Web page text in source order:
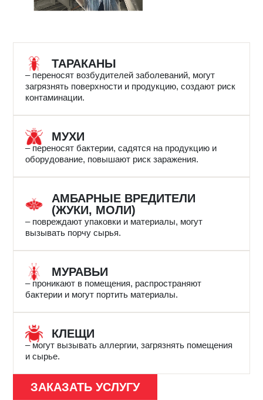
ТАРАКАНЫ
– переносят возбудителей заболеваний, могут
загрязнять поверхности и продукцию, создают риск
контаминации.
МУХИ
– переносят бактерии, садятся на продукцию и
оборудование, повышают риск заражения.
АМБАРНЫЕ ВРЕДИТЕЛИ
(ЖУКИ, МОЛИ)
– повреждают упаковки и материалы, могут
вызывать порчу сырья.
МУРАВЬИ
– проникают в помещения, распространяют
бактерии и могут портить материалы.
КЛЕЩИ
– могут вызывать аллергии, загрязнять помещения
и сырье.
ЗАКАЗАТЬ УСЛУГУ